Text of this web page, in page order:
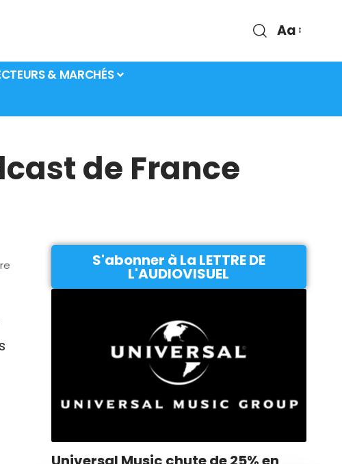
Aa
& MARCHÉS
de France
S'abonner à La LETTRE DE
L'AUDIOVISUEL